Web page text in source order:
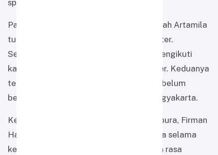
sportivitas dan prestasi.
Pada perlombaan tersebut, Adiva Khadijah Artamila
turun di kategori Horse Bow jarak 10 meter.
Sementara Yasmin Humairo Salsabila mengikuti
kategori Standar Nasional jarak 20 meter. Keduanya
telah menjalani persiapan dan latihan sebelum
berangkat mengikuti pertandingan di Yogyakarta.
Kepala SD Alam Muhammadiyah Martapura, Firman
Hadi, turut hadir mendampingi para siswa selama
kegiatan berlangsung. Ia menyampaikan rasa